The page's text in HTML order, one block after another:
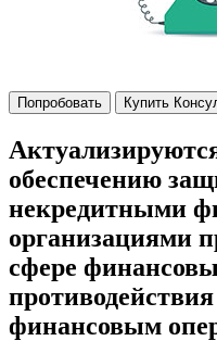
Попробовать Купить
обеспечению
некредитными
организациями
сфере
финансовым